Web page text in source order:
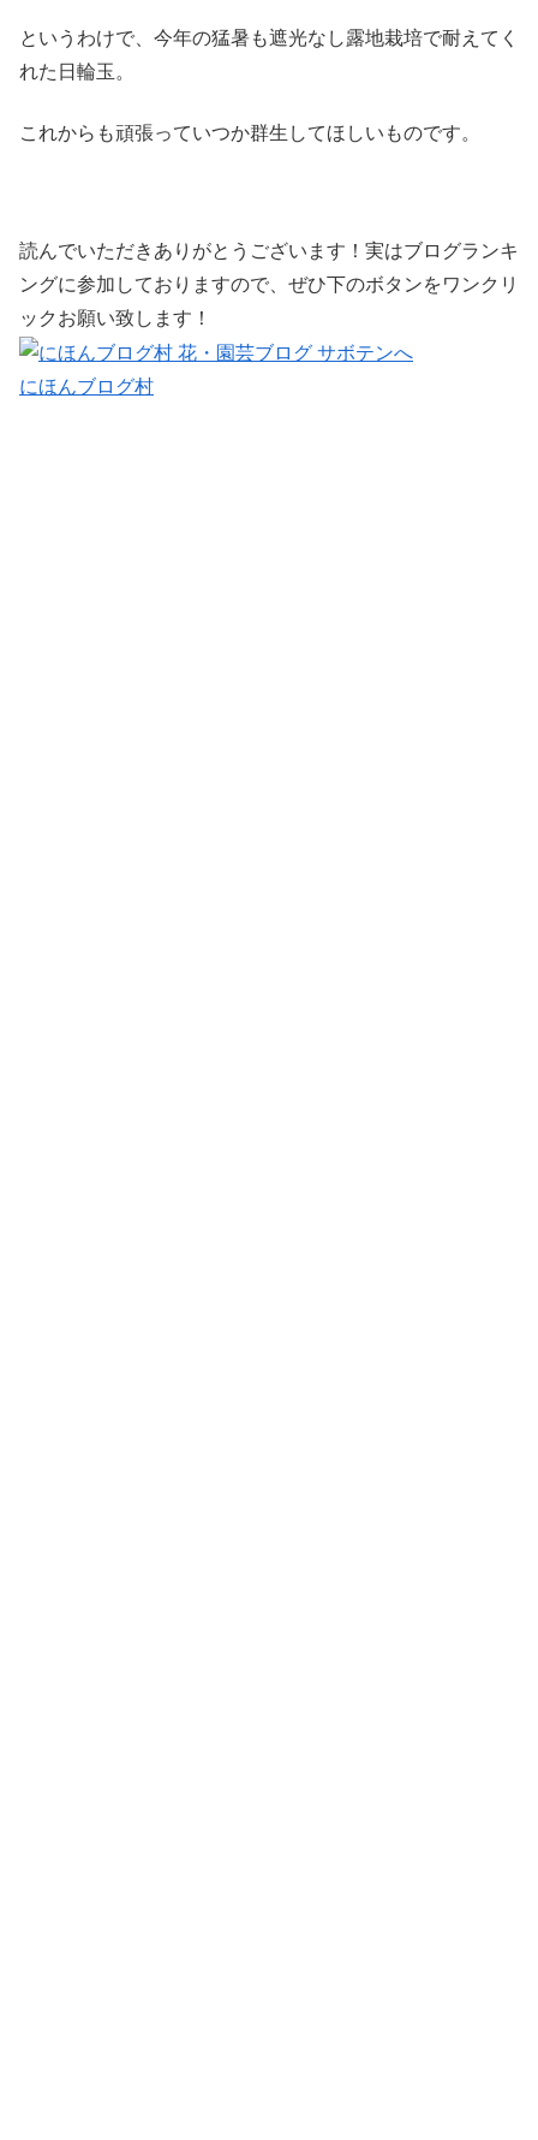
というわけで、今年の猛暑も遮光なし露地栽培で耐えてく
れた日輪玉。
これからも頑張っていつか群生してほしいものです。
読んでいただきありがとうございます！実はブログランキ
ングに参加しておりますので、ぜひ下のボタンをワンクリ
ックお願い致します！
にほんブログ村